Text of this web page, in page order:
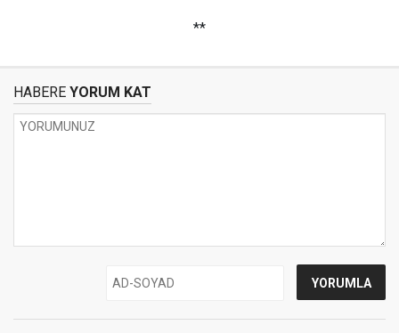
**
HABERE YORUM KAT